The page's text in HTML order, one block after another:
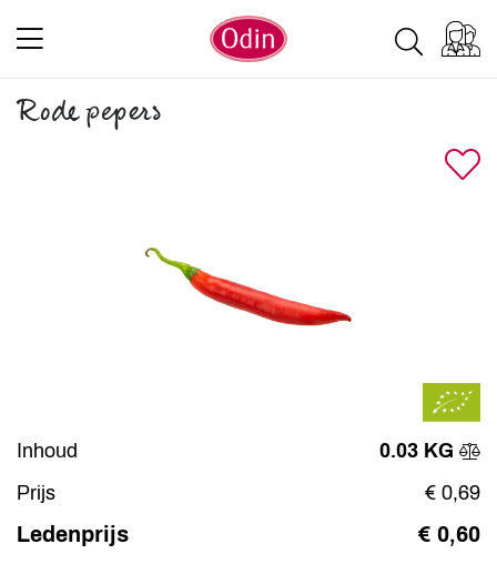
Rode pepers
Inhoud
0.03 KG
Prijs
€ 0,69
Ledenprijs € 0,60